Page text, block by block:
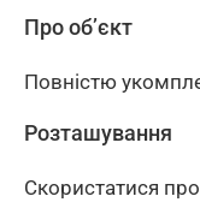
Про об’єкт
Повністю
Розташування
Скористатися